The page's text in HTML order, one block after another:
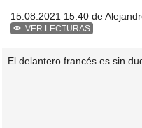
15.08.2021 15:40 de
VER LECTURAS
El delantero francés es sin